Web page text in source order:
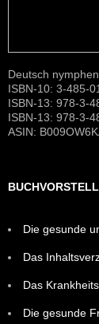
Deutsch
ISBN-10: 3-485-
ISBN-13: 978-3-
ISBN-13: 978-3-
ASIN:
Die gesunde
Das
Das
Die gesunde